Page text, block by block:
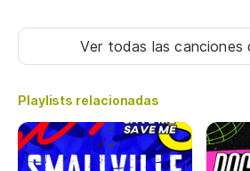
Ver todas las canciones
Playlists relacionadas